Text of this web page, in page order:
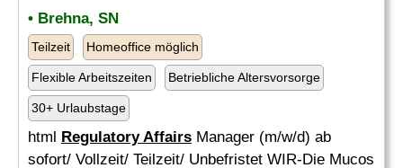
• Brehna, SN
Teilzeit Homeoffice möglich
Flexible Arbeitszeiten Betriebliche Altersvorsorge
30+ Urlaubstage
html Regulatory Affairs Manager (m/w/d) ab
sofort/ Vollzeit/ Teilzeit/ Unbefristet WIR-Die Mucos